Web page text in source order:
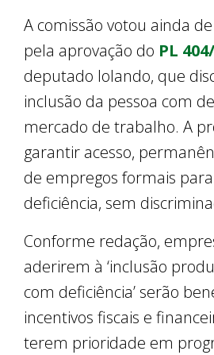
A comissão votou ainda
pela aprovação do PL
deputado Iolando, que
inclusão da pessoa com
mercado de trabalho. A
garantir acesso,
de empregos formais
deficiência, sem
Conforme redação,
aderirem à ‘inclusão
com deficiência’ serão
incentivos fiscais e
terem prioridade em